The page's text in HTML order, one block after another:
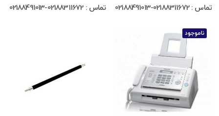
تماس : 02188311672-02188491013 تماس : 02188311672-02188491013
ناموجود